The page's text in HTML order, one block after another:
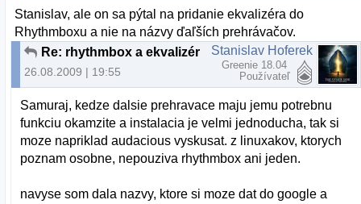
Stanislav, ale on sa pýtal na pridanie ekvalizéra do
Rhythmboxu a nie na názvy ďaľších prehrávačov.
Re: rhythmbox a ekvalizér
26.08.2009 | 19:55
Stanislav Hoferek
Greenie 18.04
Používateľ
Samuraj, kedze dalsie prehravace maju jemu potrebnu
funkciu okamzite a instalacia je velmi jednoducha, tak si
moze napriklad audacious vyskusat. z linuxakov, ktorych
poznam osobne, nepouziva rhythmbox ani jeden.
navyse som dala nazvy, ktore si moze dat do google a